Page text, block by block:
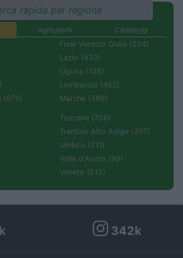
rapida per regione
Agriturismi
Campeggi
(670)
Friuli Venezia Giulia (204)
Lazio (433)
Liguria (138)
Lombardia (452)
Marche (366)
Toscana (706)
Trentino Alto Adige (357)
Umbria (211)
Valle d'Aosta (99)
Veneto (512)
342k